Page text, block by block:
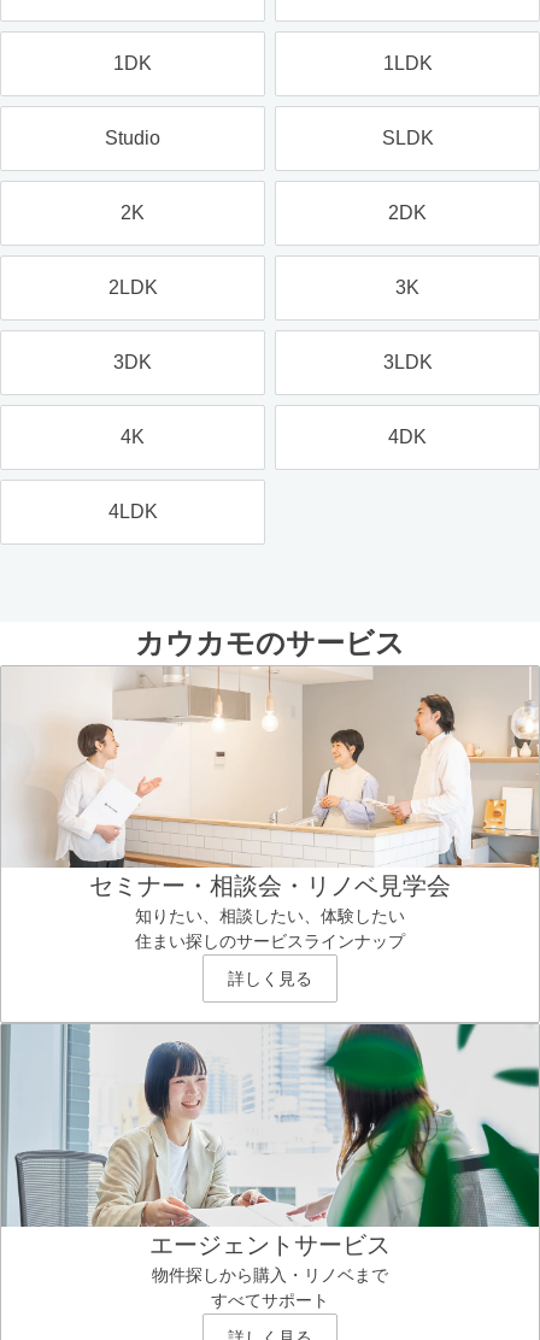
1DK 1LDK
Studio SLDK
2K 2DK
2LDK 3K
3DK 3LDK
4K 4DK
4LDK
カウカモのサービス
セミナー・相談会・リノベ見学会
知りたい、相談したい、体験したい
住まい探しのサービスラインナップ
詳しく見る
エージェントサービス
物件探しから購入・リノベまで
すべてサポート